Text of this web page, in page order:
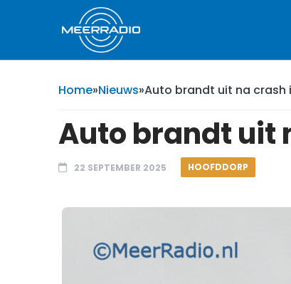
Home»Nieuws»Auto brandt uit na crash
Auto brandt uit
22 SEPTEMBER 2025 HOOFDDORP